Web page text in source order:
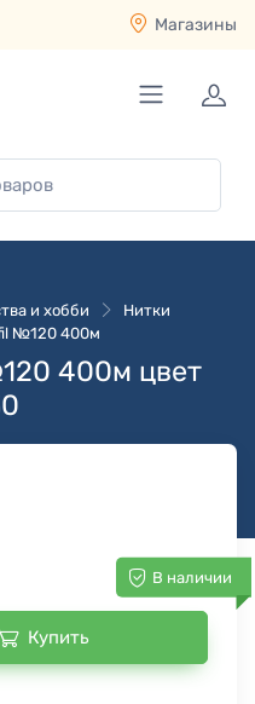
Магазины
и хобби
Нитки
№120 400м
400м цвет
В наличии
Купить